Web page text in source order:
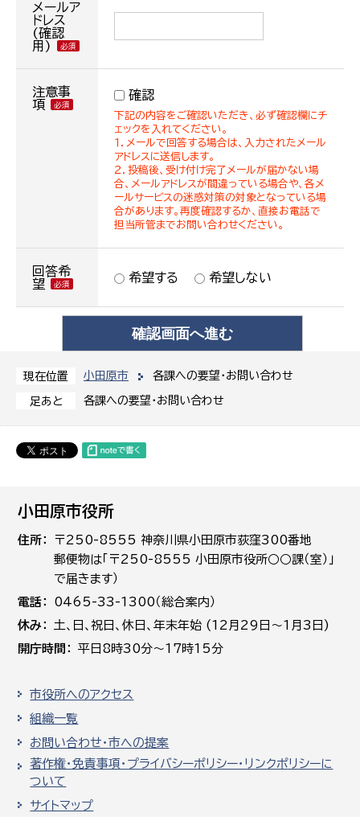
現在位置 小田原市 各課への要望・お問い合わせ
足あと 各課への要望・お問い合わせ
メールア
ドレス
(確認
用)
注意事
項
確認
下記の内容をご確認いただき、必ず確認欄にチ
ェックを入れてください。
１．メールで回答する場合は、入力されたメール
アドレスに送信します。
２．投稿後、受け付け完了メールが届かない場
合、メールアドレスが間違っている場合や、各メ
ールサービスの迷惑対策の対象となっている場
合があります。再度確認するか、直接お電話で
担当所管までお問い合わせください。
回答希
望
希望する 希望しない
小田原市役所
住所
〒250-8555 神奈川県小田原市荻窪300番地
郵便物は「〒250-8555 小田原市役所○○課（室）」
で届きます）
電話
0465-33-1300（総合案内）
休み
土､日､祝日、休日、年末年始 (12月29日～1月3日)
開庁時間
平日8時30分～17時15分
市役所へのアクセス
組織一覧
お問い合わせ・市への提案
著作権・免責事項・プライバシーポリシー・リンクポリシーに
ついて
サイトマップ